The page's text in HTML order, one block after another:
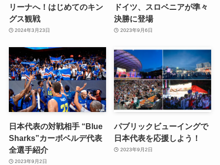
リーナへ！はじめてのキン
グス観戦
2024年3月23日
ドイツ、スロベニアが準々
決勝に登場
2023年9月6日
日本代表の対戦相手 “Blue
Sharks”カーボベルデ代表
全選手紹介
2023年9月2日
パブリックビューイングで
日本代表を応援しよう！
2023年9月2日